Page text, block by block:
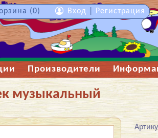
Производители
музыкальный
(0) Вход Регистрация